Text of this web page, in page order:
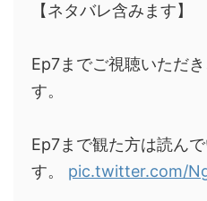
【ネタバレ含みます】
Ep7までご視聴いただ
す。
Ep7まで観た方は読ん
す。 pic.twitter.com/